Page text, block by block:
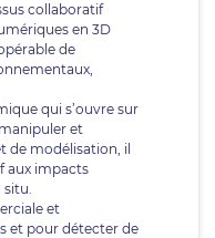
collaboratif
en 3D
de
qui s’ouvre sur
et
de modélisation, il
aux impacts
situ.
et
et pour détecter de